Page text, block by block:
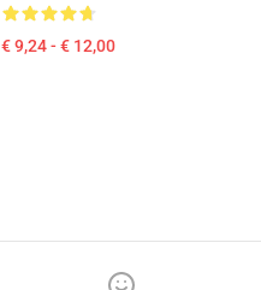
€ 9,24 - € 12,00